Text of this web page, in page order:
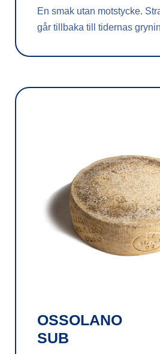
En smak utan motstycke.
går tillbaka till tidernas
OSSOLANO
SUB